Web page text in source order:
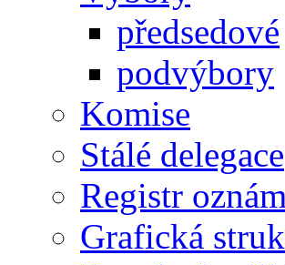
předsedové
podvýbory
Komise
Stálé delegace
Registr
Grafická